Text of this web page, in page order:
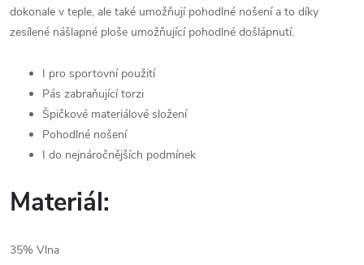
dokonale v teple, ale také umožňují pohodlné nošení a to díky
zesílené nášlapné ploše umožňující pohodlné došlápnutí.
I pro sportovní použití
Pás zabraňující torzi
Špičkové materiálové složení
Pohodlné nošení
I do nejnáročnějších podmínek
Materiál:
35% Vlna